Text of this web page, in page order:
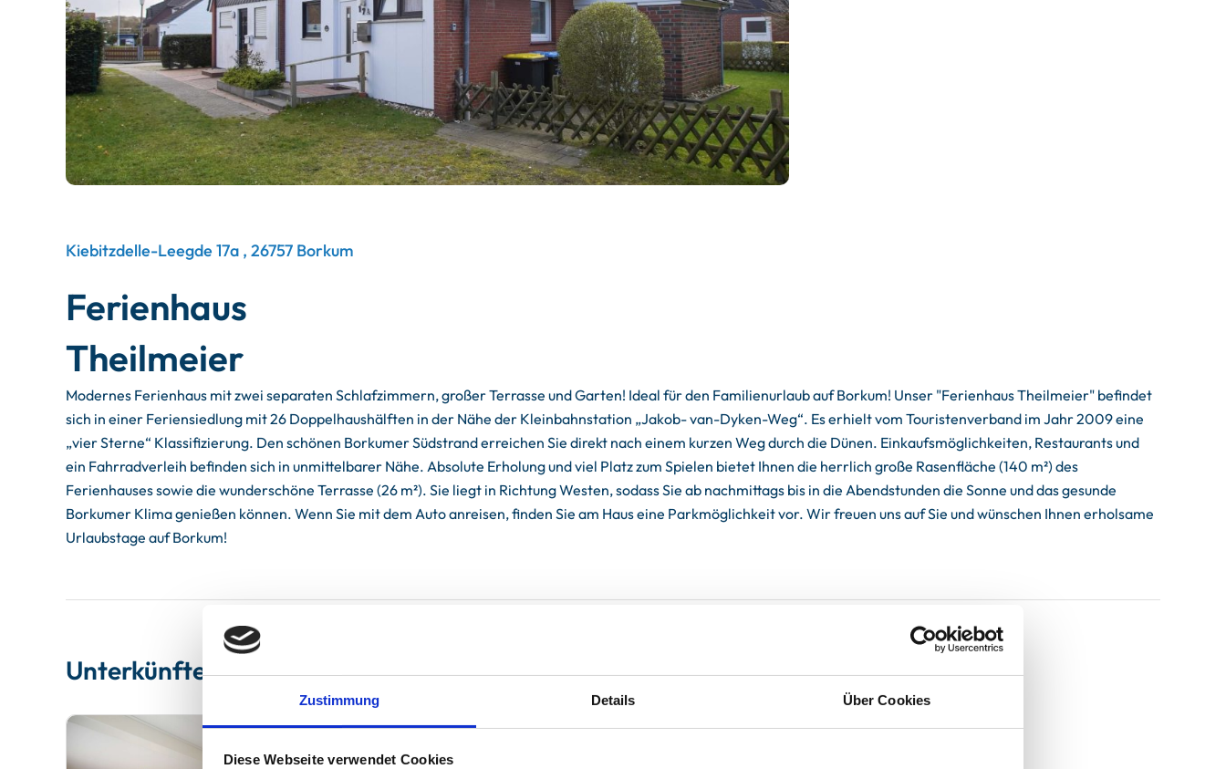
Zustimmung Details Über Cookies
Diese Webseite verwendet Cookies
Kiebitzdelle-Leegde 17a , 26757 Borkum
Ferienhaus
Theilmeier
Modernes Ferienhaus mit zwei separaten Schlafzimmern, großer Terrasse und Garten! Ideal für den Familienurlaub auf Borkum! Unser "Ferienhaus Theilmeier" befindet
sich in einer Feriensiedlung mit 26 Doppelhaushälften in der Nähe der Kleinbahnstation „Jakob- van-Dyken-Weg“. Es erhielt vom Touristenverband im Jahr 2009 eine
„vier Sterne“ Klassifizierung. Den schönen Borkumer Südstrand erreichen Sie direkt nach einem kurzen Weg durch die Dünen. Einkaufsmöglichkeiten, Restaurants und
ein Fahrradverleih befinden sich in unmittelbarer Nähe. Absolute Erholung und viel Platz zum Spielen bietet Ihnen die herrlich große Rasenfläche (140 m²) des
Ferienhauses sowie die wunderschöne Terrasse (26 m²). Sie liegt in Richtung Westen, sodass Sie ab nachmittags bis in die Abendstunden die Sonne und das gesunde
Borkumer Klima genießen können. Wenn Sie mit dem Auto anreisen, finden Sie am Haus eine Parkmöglichkeit vor. Wir freuen uns auf Sie und wünschen Ihnen erholsame
Urlaubstage auf Borkum!
Unterkünfte